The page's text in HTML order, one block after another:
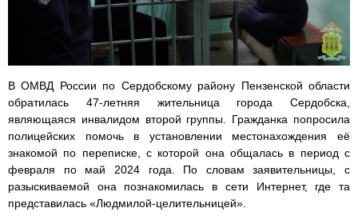
В ОМВД России по Сердобскому району Пензенской области
обратилась 47-летняя жительница города Сердобска,
являющаяся инвалидом второй группы. Гражданка попросила
полицейских помочь в установлении местонахождения её
знакомой по переписке, с которой она общалась в период с
февраля по май 2024 года. По словам заявительницы, с
разыскиваемой она познакомилась в сети Интернет, где та
представилась «Людмилой-целительницей».